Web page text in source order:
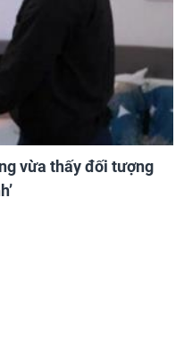
vừa thấy đối tượng